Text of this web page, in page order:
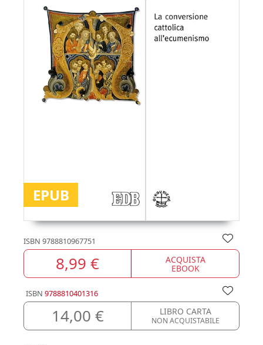
EPUB
ISBN 9788810967751
8,99 € ACQUISTA
EBOOK
ISBN 9788810401316
14,00 € LIBRO CARTA
NON ACQUISTABILE